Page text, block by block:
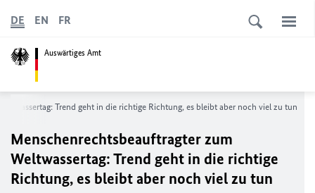
Auswärtiges Amt
DE EN FR
Trend geht in die richtige Richtung, es bleibt aber noch viel zu tun
Menschenrechtsbeauftragter zum
Weltwassertag: Trend geht in die richtige
Richtung, es bleibt aber noch viel zu tun